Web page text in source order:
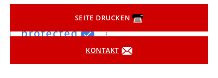
SEITE DRUCKEN
KONTAKT